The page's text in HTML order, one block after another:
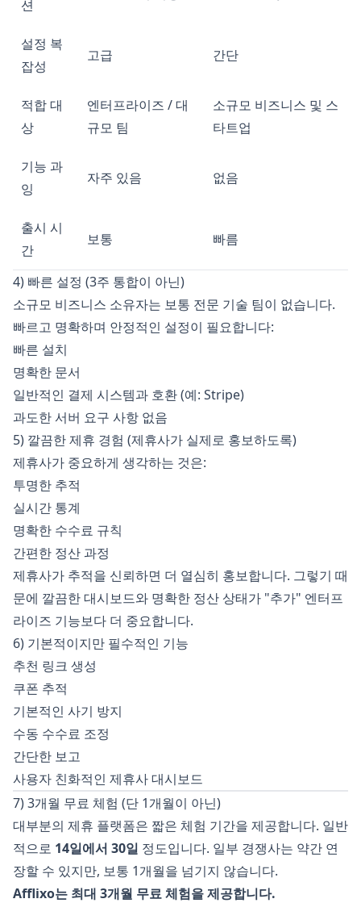
션
설정 복
잡성
고급 간단
적합 대
상
엔터프라이즈 / 대
규모 팀
소규모 비즈니스 및 스
타트업
기능 과
잉
자주 있음 없음
출시 시
간
보통 빠름
4) 빠른 설정 (3주 통합이 아닌)
소규모 비즈니스 소유자는 보통 전문 기술 팀이 없습니다.
빠르고 명확하며 안정적인 설정이 필요합니다:
빠른 설치
명확한 문서
일반적인 결제 시스템과 호환 (예: Stripe)
과도한 서버 요구 사항 없음
5) 깔끔한 제휴 경험 (제휴사가 실제로 홍보하도록)
제휴사가 중요하게 생각하는 것은:
투명한 추적
실시간 통계
명확한 수수료 규칙
간편한 정산 과정
제휴사가 추적을 신뢰하면 더 열심히 홍보합니다. 그렇기 때
문에 깔끔한 대시보드와 명확한 정산 상태가 "추가" 엔터프
라이즈 기능보다 더 중요합니다.
6) 기본적이지만 필수적인 기능
추천 링크 생성
쿠폰 추적
기본적인 사기 방지
수동 수수료 조정
간단한 보고
사용자 친화적인 제휴사 대시보드
7) 3개월 무료 체험 (단 1개월이 아닌)
대부분의 제휴 플랫폼은 짧은 체험 기간을 제공합니다. 일반
적으로 14일에서 30일 정도입니다. 일부 경쟁사는 약간 연
장할 수 있지만, 보통 1개월을 넘기지 않습니다.
Afflixo는 최대 3개월 무료 체험을 제공합니다.